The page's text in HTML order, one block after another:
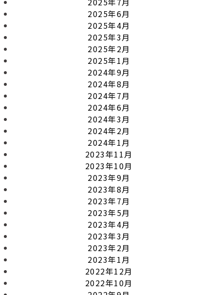
2025年6月
2025年4月
2025年3月
2025年2月
2025年1月
2024年9月
2024年8月
2024年7月
2024年6月
2024年3月
2024年2月
2024年1月
2023年11月
2023年10月
2023年9月
2023年8月
2023年7月
2023年5月
2023年4月
2023年3月
2023年2月
2023年1月
2022年12月
2022年10月